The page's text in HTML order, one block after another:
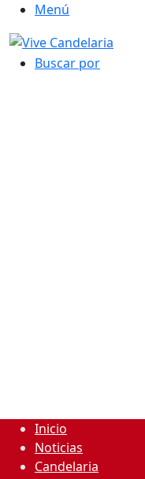
Menú
Buscar por
Inicio
Noticias
Candelaria